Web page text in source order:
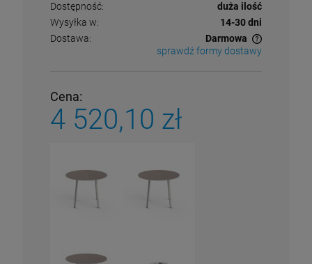
Dostępność:
duża ilość
Wysyłka w:
14-30 dni
Dostawa:
Darmowa
Cena nie zawiera ewentualnych kosztów płatności
sprawdź formy dostawy
Cena:
4 520,10 zł